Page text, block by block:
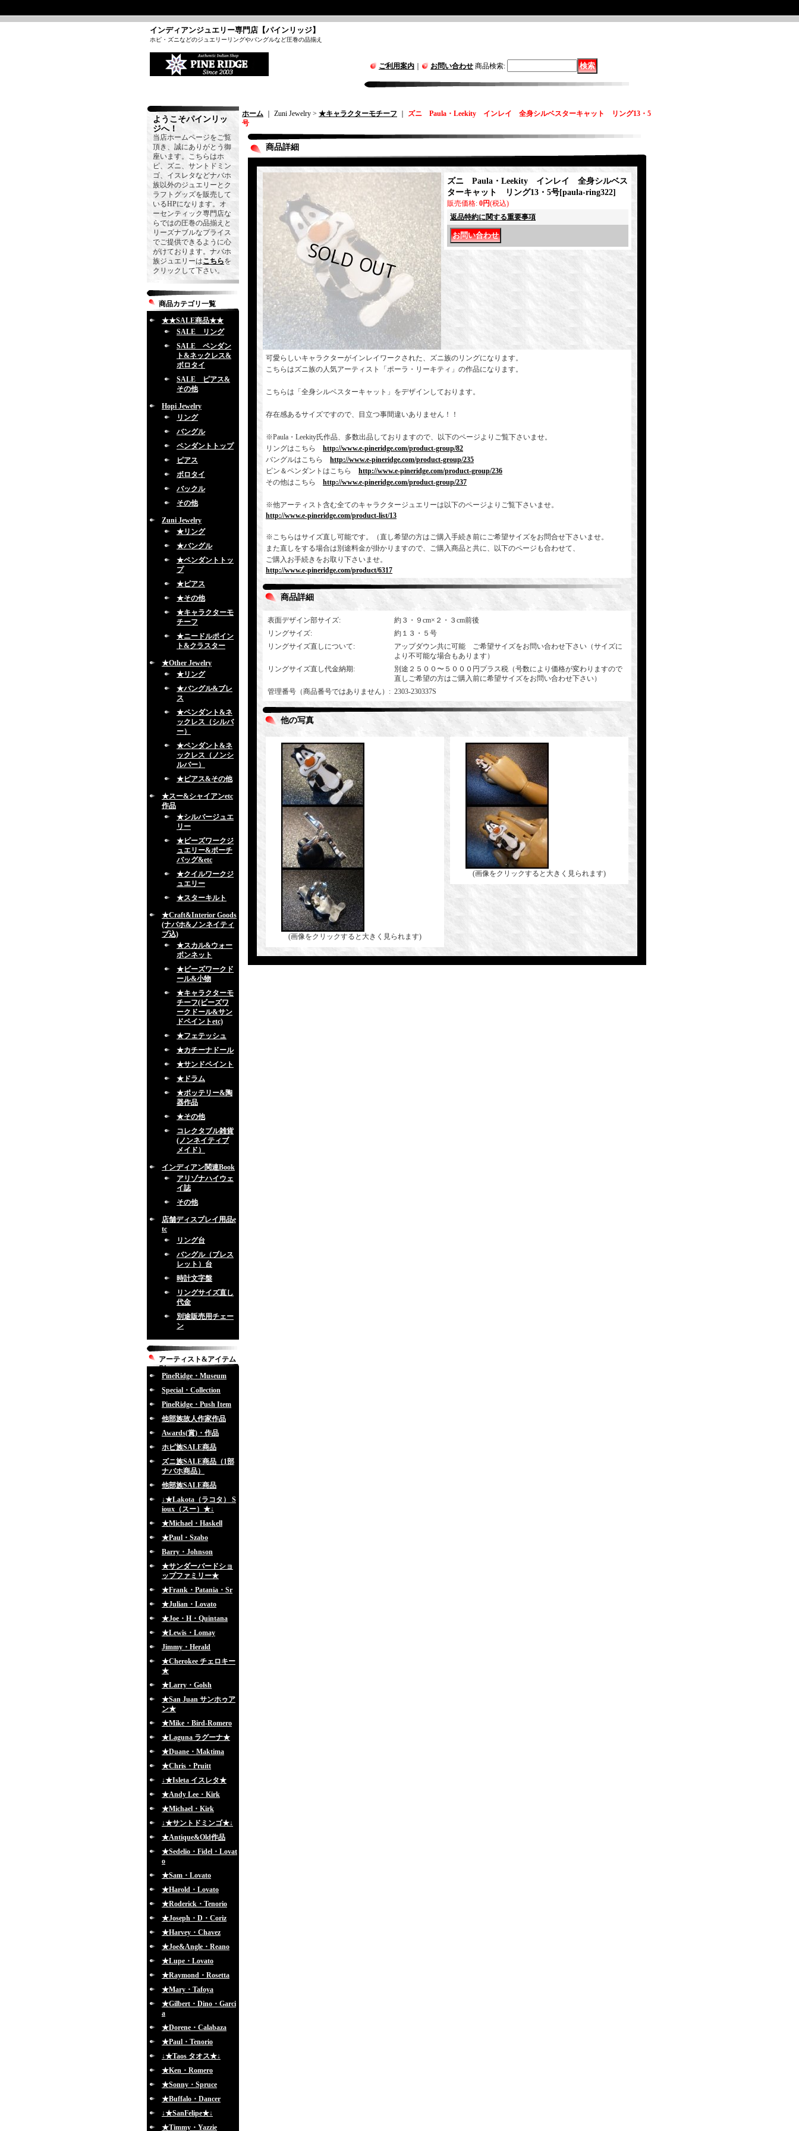
インディアンジュエリー専門店【パインリッジ】
ホピ・ズニなどのジュエリーリングやバングルなど圧巻の品揃え
ご利用案内 お問い合わせ 商品検索:
ようこそパインリッ
ジへ！
当店ホームページをご覧
頂き、誠にありがとう御
座います。こちらはホ
ピ、ズニ、サントドミン
ゴ、イスレタなどナバホ
族以外のジュエリーとク
ラフトグッズを販売して
いるHPになります。オ
ーセンティック専門店な
らではの圧巻の品揃えと
リーズナブルなプライス
でご提供できるように心
がけております。ナバホ
族ジュエリーはこちらを
クリックして下さい。
商品カテゴリ一覧
★★SALE商品★★
SALE リング
SALE ペンダン
ト&ネックレス&
ボロタイ
SALE ピアス&
その他
Hopi Jewelry
リング
バングル
ペンダントトップ
ピアス
ボロタイ
バックル
その他
Zuni Jewelry
★リング
★バングル
★ペンダントトッ
プ
★ピアス
★その他
★キャラクターモ
チーフ
★ニードルポイン
ト&クラスター
★Other Jewelry
★リング
★バングル&ブレ
ス
★ペンダント&ネ
ックレス（シルバ
ー）
★ペンダント&ネ
ックレス（ノンシ
ルバー）
★ピアス&その他
★スー&シャイアンetc
作品
★シルバージュエ
リー
★ビーズワークジ
ュエリー&ポーチ
バッグ&etc
★クイルワークジ
ュエリー
★スターキルト
★Craft&Interior Goods
(ナバホ&ノンネイティ
ブ込)
★スカル&ウォー
ボンネット
★ビーズワークド
ール&小物
★キャラクターモ
チーフ(ビーズワ
ークドール&サン
ドペイントetc)
★フェテッシュ
★カチーナドール
★サンドペイント
★ドラム
★ポッテリー&陶
器作品
★その他
コレクタブル雑貨
(ノンネイティブ
メイド）
インディアン関連Book
アリゾナハイウェ
イ誌
その他
店舗ディスプレイ用品e
tc
リング台
バングル（ブレス
レット）台
時計文字盤
リングサイズ直し
代金
別途販売用チェー
ン
アーティスト&アイテム
別
PineRidge・Museum
Special・Collection
PineRidge・Push Item
他部族故人作家作品
Awards(賞)・作品
ホピ族SALE商品
ズニ族SALE商品（1部
ナバホ商品）
他部族SALE商品
↓★Lakota（ラコタ） S
ioux（スー）★↓
★Michael・Haskell
★Paul・Szabo
Barry・Johnson
★サンダーバードショ
ップファミリー★
★Frank・Patania・Sr
★Julian・Lovato
★Joe・H・Quintana
★Lewis・Lomay
Jimmy・Herald
★Cherokee チェロキー
★
★Larry・Golsh
★San Juan サンホゥア
ン★
★Mike・Bird-Romero
★Laguna ラグーナ★
★Duane・Maktima
★Chris・Pruitt
↓★Isleta イスレタ★
★Andy Lee・Kirk
★Michael・Kirk
↓★サントドミンゴ★↓
★Antique&Old作品
★Sedelio・Fidel・Lovat
o
★Sam・Lovato
★Harold・Lovato
★Roderick・Tenorio
★Joseph・D・Coriz
★Harvey・Chavez
★Joe&Angle・Reano
★Lupe・Lovato
★Raymond・Rosetta
★Mary・Tafoya
★Gilbert・Dino・Garci
a
★Dorene・Calabaza
★Paul・Tenorio
↓★Taos タオス★↓
★Ken・Romero
★Sonny・Spruce
★Buffalo・Dancer
↓★SanFelipe★↓
★Timmy・Yazzie
ホーム ｜ Zuni Jewelry > ★キャラクターモチーフ
ズニ Paula・Leekity インレイ 全身シルベスターキャット リング13・5
号
商品詳細
ズニ Paula・Leekity インレイ 全身シルベス
ターキャット リング13・5号[paula-ring322]
販売価格: 0円(税込)
返品特約に関する重要事項
可愛らしいキャラクターがインレイワークされた、ズニ族のリングになります。
こちらはズニ族の人気アーティスト「ポーラ・リーキティ」の作品になります。
こちらは「全身シルベスターキャット」をデザインしております。
存在感あるサイズですので、目立つ事間違いありません！！
※Paula・Leekity氏作品、多数出品しておりますので、以下のページよりご覧下さいませ。
リングはこちら http://www.e-pineridge.com/product-group/82
バングルはこちら http://www.e-pineridge.com/product-group/235
ピン＆ペンダントはこちら http://www.e-pineridge.com/product-group/236
その他はこちら http://www.e-pineridge.com/product-group/237
※他アーティスト含む全てのキャラクタージュエリーは以下のページよりご覧下さいませ。
http://www.e-pineridge.com/product-list/13
※こちらはサイズ直し可能です。（直し希望の方はご購入手続き前にご希望サイズをお問合せ下さいませ。
また直しをする場合は別途料金が掛かりますので、ご購入商品と共に、以下のページも合わせて、
ご購入お手続きをお取り下さいませ。
http://www.e-pineridge.com/product/6317
商品詳細
表面デザイン部サイズ:
約３・９cm×２・３cm前後
リングサイズ:
約１３・５号
リングサイズ直しについて:
アップダウン共に可能 ご希望サイズをお問い合わせ下さい（サイズに
より不可能な場合もあります）
リングサイズ直し代金納期:
別途２５００〜５０００円プラス税（号数により価格が変わりますので
直しご希望の方はご購入前に希望サイズをお問い合わせ下さい）
管理番号（商品番号ではありません） : 2303-230337S
他の写真
(画像をクリックすると大きく見られます)
(画像をクリックすると大きく見られます)